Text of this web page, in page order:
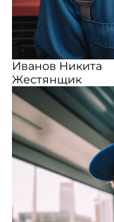
Иванов Никита
Жестянщик